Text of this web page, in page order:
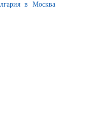
в Москва